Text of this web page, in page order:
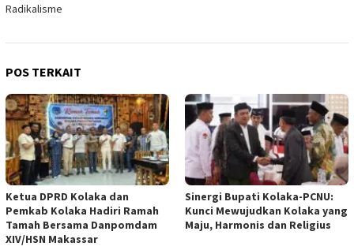
Radikalisme
POS TERKAIT
Ketua DPRD Kolaka dan
Pemkab Kolaka Hadiri Ramah
Tamah Bersama Danpomdam
XIV/HSN Makassar
Sinergi Bupati Kolaka-PCNU:
Kunci Mewujudkan Kolaka yang
Maju, Harmonis dan Religius